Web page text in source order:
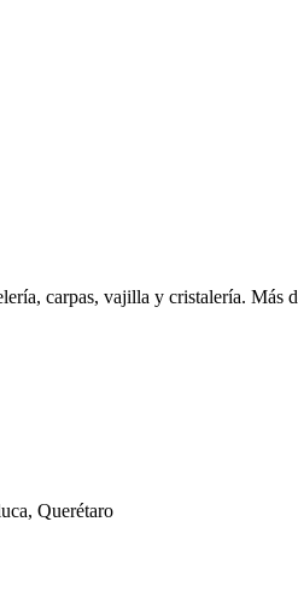
carpas, vajilla y cristalería.
Querétaro